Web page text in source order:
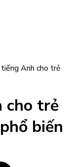
Anh cho trẻ
cho trẻ
biến